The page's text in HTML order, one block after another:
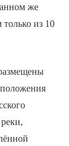
же
из 10